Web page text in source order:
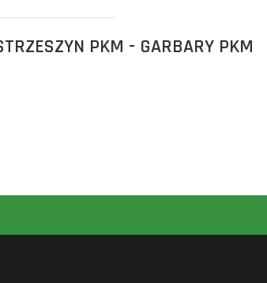
PKM - GARBARY PKM